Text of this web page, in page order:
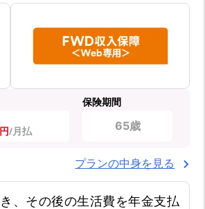
保険期間
65歳
プランの中身を見る
、その後の生活費を年金支払